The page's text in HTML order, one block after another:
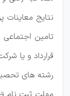
نتایج
تامین
قرارداد و یا
رشته های